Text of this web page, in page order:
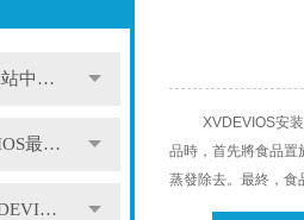
Venus係列真空X站中文免费版
GX係列XVDEVIOS最新版APP下载
Mercury係列XVDEVIOS最新版APP下载
XVDEVIOS安装
品時，首先將食品置
蒸發除去。最終，食